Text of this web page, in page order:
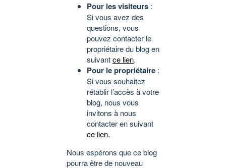
Pour les visiteurs :
Si vous avez des
questions, vous
pouvez contacter le
propriétaire du blog en
suivantce lien.
Pour le propriétaire :
Si vous souhaitez
rétablir l’accès à votre
blog, nous vous
invitons à nous
contacter en suivant
ce lien.
Nous espérons que ce blog
pourra être de nouveau